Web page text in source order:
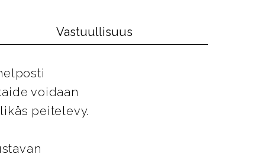
Vastuullisuus
voidaan
peitelevy.